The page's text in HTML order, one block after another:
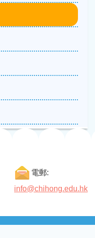
電郵:
info@chihong.edu.hk